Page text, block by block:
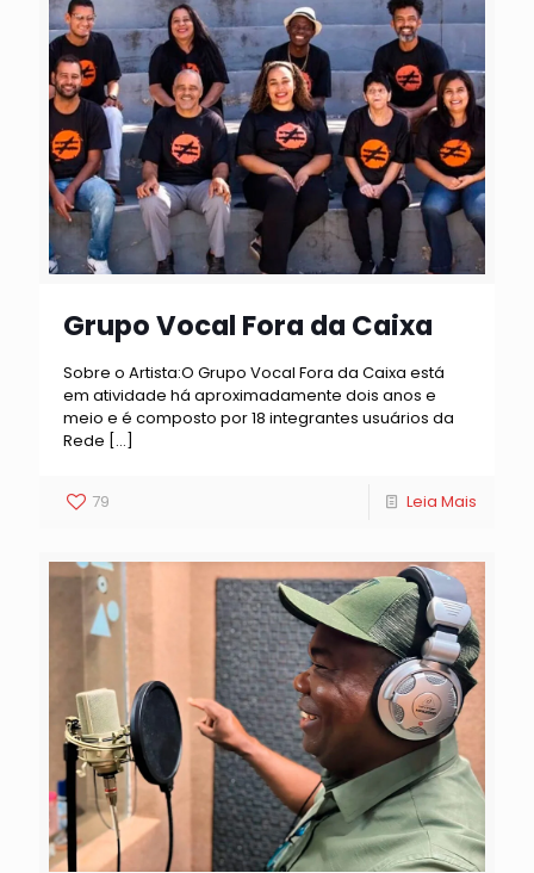
Grupo Vocal Fora da Caixa
Sobre o Artista:O Grupo Vocal Fora da Caixa está
em atividade há aproximadamente dois anos e
meio e é composto por 18 integrantes usuários da
Rede […]
79 Leia Mais